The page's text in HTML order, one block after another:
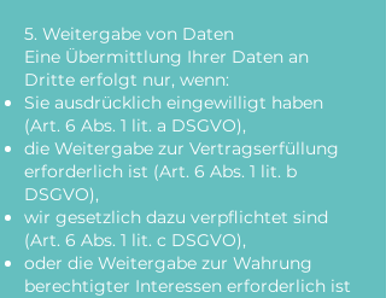
5. Weitergabe von Daten
Eine Übermittlung Ihrer Daten an
Dritte erfolgt nur, wenn:
Sie ausdrücklich eingewilligt haben
(Art. 6 Abs. 1 lit. a DSGVO),
die Weitergabe zur Vertragserfüllung
erforderlich ist (Art. 6 Abs. 1 lit. b
DSGVO),
wir gesetzlich dazu verpflichtet sind
(Art. 6 Abs. 1 lit. c DSGVO),
oder die Weitergabe zur Wahrung
berechtigter Interessen erforderlich ist